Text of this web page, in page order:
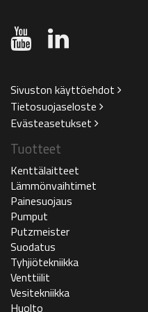
Sivuston käyttöehdot
Tietosuojaseloste
Evästeasetukset
Tuotteet
Kenttälaitteet
Lämmönvaihtimet
Painesuojaus
Pumput
Putzmeister
Suodatus
Tyhjiötekniikka
Venttiilit
Vesitekniikka
Huolto